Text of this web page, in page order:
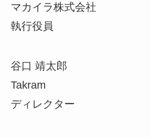
マカイラ株式会社
執行役員
谷口 靖太郎
Takram
ディレクター